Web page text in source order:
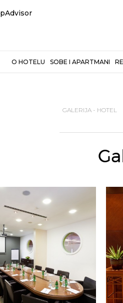
O HOTELU SOBE I APARTMANI
GALERIJA - HOTEL